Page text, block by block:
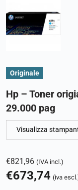
Originale
Hp – Toner
29.000 pag
Visualizza
€821,96 (IVA incl.)
€673,74 (iva